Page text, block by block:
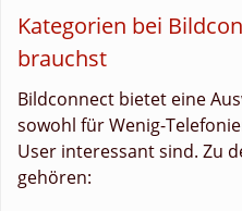
Kategorien bei
brauchst
Bildconnect bietet eine
sowohl für Wenig-
User interessant sind. Zu
gehören: